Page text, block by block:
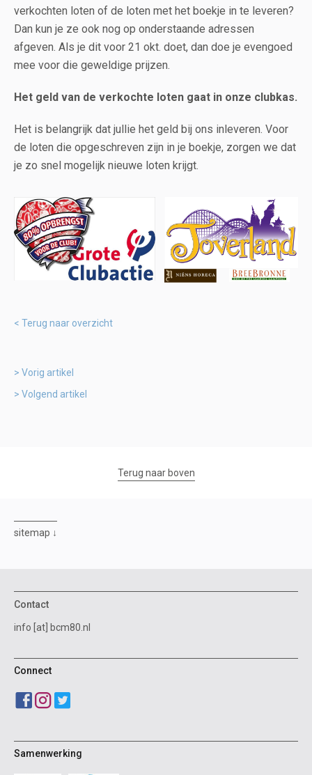
verkochten loten of de loten met het boekje in te leveren?
Dan kun je ze ook nog op onderstaande adressen
afgeven. Als je dit voor 21 okt. doet, dan doe je evengoed
mee voor die geweldige prijzen.
Het geld van de verkochte loten gaat in onze clubkas.
Het is belangrijk dat jullie het geld bij ons inleveren. Voor
de loten die opgeschreven zijn in je boekje, zorgen we dat
je zo snel mogelijk nieuwe loten krijgt.
Terug naar overzicht
Vorig artikel
Volgend artikel
Terug naar boven
sitemap
Contact
info [at] bcm80.nl
Connect
Samenwerking